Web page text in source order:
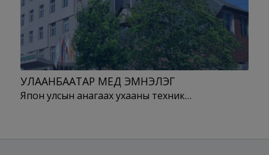
УЛААНБААТАР МЕД ЭМНЭЛЭГ
Япон улсын анагаах ухааны техник…